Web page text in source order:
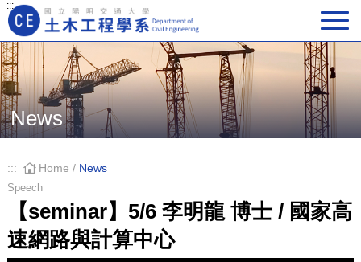
:::
Main Navigation
News
::: Home / News
Speech
【seminar】5/6 李明龍 博士 / 國家高
速網路與計算中心